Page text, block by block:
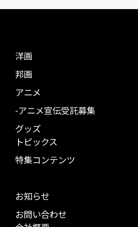
洋画
邦画
アニメ
-アニメ宣伝受託募集
グッズ
トピックス
特集コンテンツ
お知らせ
お問い合わせ